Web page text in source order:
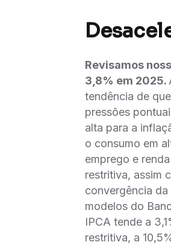
Revisamos
3,8% em 2025.
tendência de
pressões
alta para a
o consumo em
emprego e
restritiva, assim
convergência
modelos do
IPCA tende a
restritiva, a